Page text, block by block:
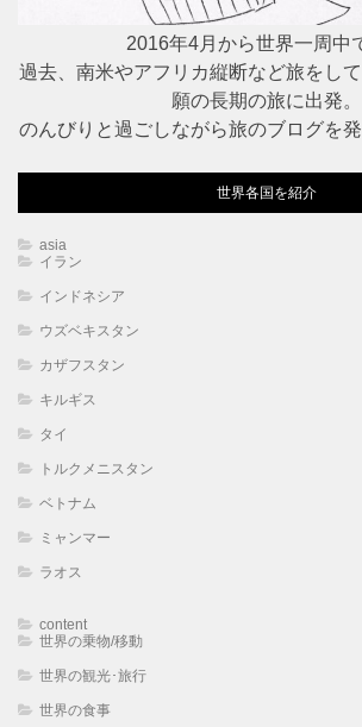
2016年4月から世界一周中
過去、南米やアフリカ縦断など旅をし
願の長期の旅に出発。
のんびりと過ごしながら旅のブログを発
世界各国を紹介
asia
イラン
インドネシア
ウズベキスタン
カザフスタン
キルギス
タイ
トルクメニスタン
ベトナム
ミャンマー
ラオス
content
世界の乗物/移動
世界の観光･旅行
世界の食事